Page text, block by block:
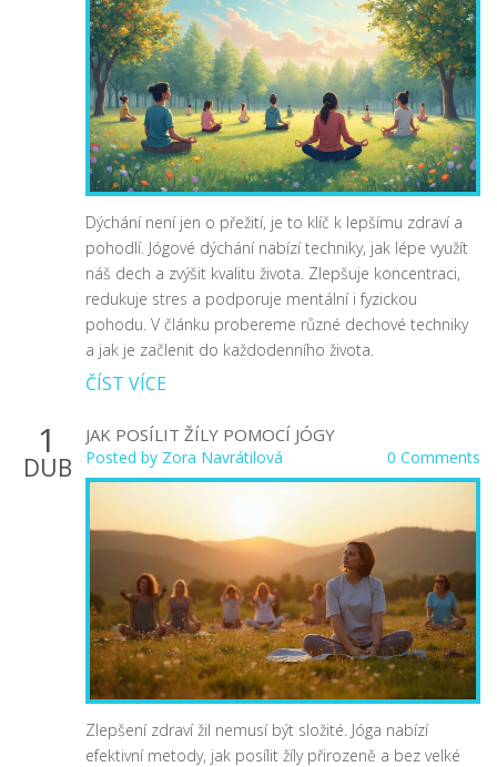
Dýchání není jen o přežití, je to klíč k lepšímu zdraví a
pohodlí. Jógové dýchání nabízí techniky, jak lépe využít
náš dech a zvýšit kvalitu života. Zlepšuje koncentraci,
redukuje stres a podporuje mentální i fyzickou
pohodu. V článku probereme různé dechové techniky
a jak je začlenit do každodenního života.
ČÍST VÍCE
1
DUB
JAK POSÍLIT ŽÍLY POMOCÍ JÓGY
Posted by Zora Navrátilová 0 Comments
Zlepšení zdraví žil nemusí být složité. Jóga nabízí
efektivní metody, jak posílit žíly přirozeně a bez velké